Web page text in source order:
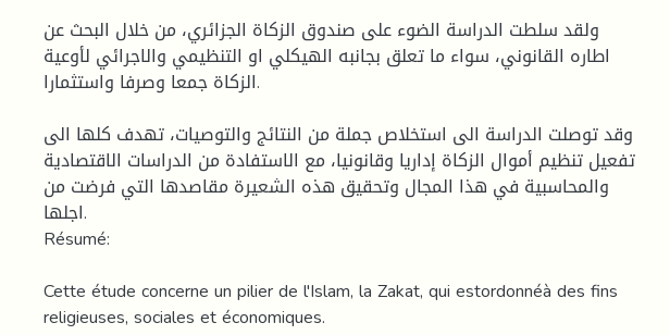
ولقد سلطت الدراسة الضوء على صندوق الزكاة الجزائري، من خلال البحث عن
اطاره القانوني، سواء ما تعلق بجانبه الهيكلي او التنظيمي والاجرائي لأوعية
الزكاة جمعا وصرفا واستثمارا.
وقد توصلت الدراسة الى استخلاص جملة من النتائج والتوصيات، تهدف كلها الى
تفعيل تنظيم أموال الزكاة إداريا وقانونيا، مع الاستفادة من الدراسات الاقتصادية
والمحاسبية في هذا المجال وتحقيق هذه الشعيرة مقاصدها التي فرضت من
اجلها.
Résumé:
Cette étude concerne un pilier de l'Islam, la Zakat, qui estordonnéà des fins
religieuses, sociales et économiques.